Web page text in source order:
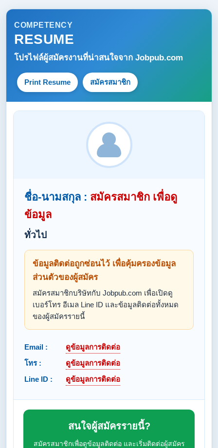
COMPETENCY
RESUME
โปรไฟล์ผู้สมัครงานที่น่าสนใจจาก Jobpub.com
Print Resume สมัครสมาชิก
ชื่อ-นามสกุล : สมัครสมาชิก เพื่อดู
ข้อมูล
ทั่วไป
ข้อมูลติดต่อถูกซ่อนไว้ เพื่อคุ้มครองข้อมูล
ส่วนตัวของผู้สมัคร
สมัครสมาชิกบริษัทกับ Jobpub.com เพื่อเปิดดู
เบอร์โทร อีเมล Line ID และข้อมูลติดต่อทั้งหมด
ของผู้สมัครรายนี้
Email :
ดูข้อมูลการติดต่อ
โทร :
ดูข้อมูลการติดต่อ
Line ID :
ดูข้อมูลการติดต่อ
สนใจผู้สมัครรายนี้?
สมัครสมาชิกเพื่อดูข้อมูลติดต่อ และเริ่มติดต่อผู้สมัคร